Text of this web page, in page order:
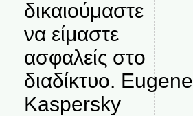
δικαιούμαστε
να είμαστε
ασφαλείς στο
διαδίκτυο. Eugene
Kaspersky